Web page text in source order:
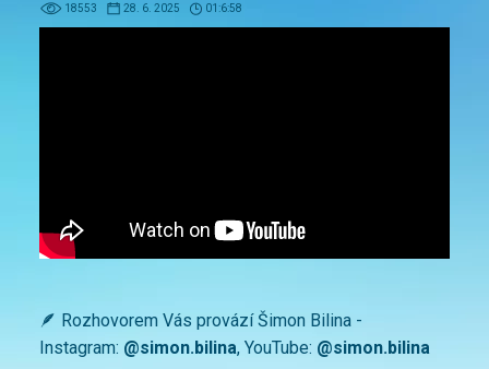
18553 28. 6. 2025 01:6:58
🪶 Rozhovorem Vás provází Šimon Bilina -
Instagram: @simon.bilina, YouTube: @simon.bilina